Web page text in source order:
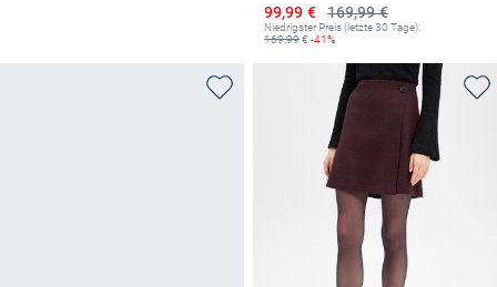
169,99 €
Ermäßigter Preis
99,99 €
Niedrigster Preis (letzte 30 Tage):
169,99€ -41%